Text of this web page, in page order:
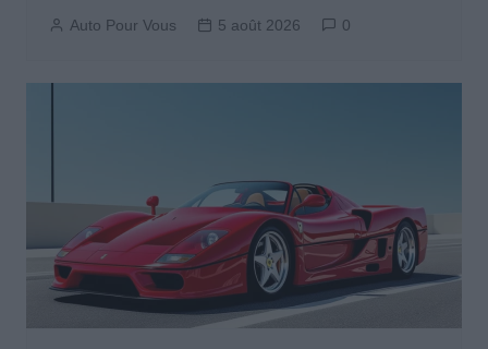
Auto Pour Vous 5 août 2026 0